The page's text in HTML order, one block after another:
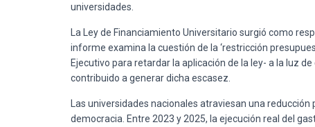
universidades
La Ley de Financiamiento Universitario surgió como
informe examina la cuestión de la ‘restricción
Ejecutivo para retardar la aplicación de la ley- a la luz
contribuido a generar dicha escasez.
Las universidades nacionales atraviesan una
democracia Entre 2023 y 2025, la ejecución real del